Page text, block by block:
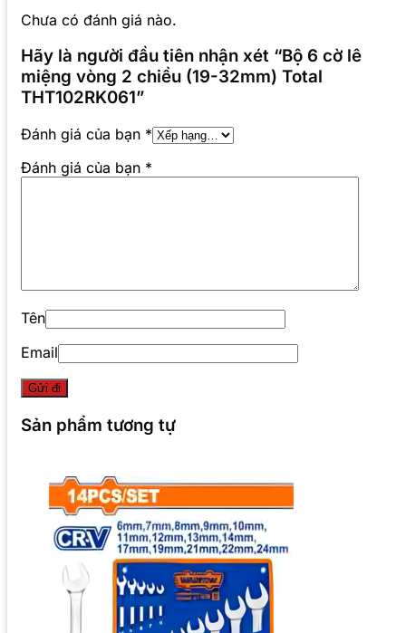
Chưa có đánh giá nào.
Hãy là người đầu tiên nhận xét “Bộ 6 cờ lê
miệng vòng 2 chiều (19-32mm) Total
THT102RK061”
Đánh giá của bạn *
Đánh giá của bạn *
Tên
Email
Sản phẩm tương tự